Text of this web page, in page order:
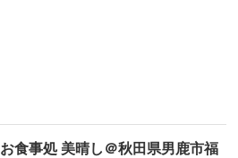
お食事処 美晴し＠秋田県男鹿市福